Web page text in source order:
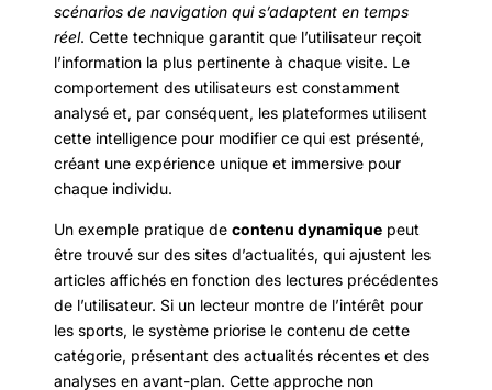
scénarios de navigation qui s’adaptent en temps
réel. Cette technique garantit que l’utilisateur reçoit
l’information la plus pertinente à chaque visite. Le
comportement des utilisateurs est constamment
analysé et, par conséquent, les plateformes utilisent
cette intelligence pour modifier ce qui est présenté,
créant une expérience unique et immersive pour
chaque individu.
Un exemple pratique de contenu dynamique peut
être trouvé sur des sites d’actualités, qui ajustent les
articles affichés en fonction des lectures précédentes
de l’utilisateur. Si un lecteur montre de l’intérêt pour
les sports, le système priorise le contenu de cette
catégorie, présentant des actualités récentes et des
analyses en avant-plan. Cette approche non